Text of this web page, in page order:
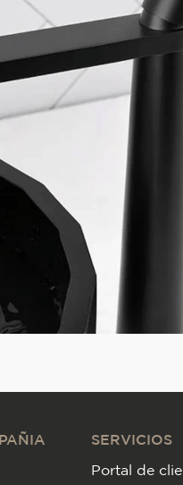
SERVICIOS
Portal de